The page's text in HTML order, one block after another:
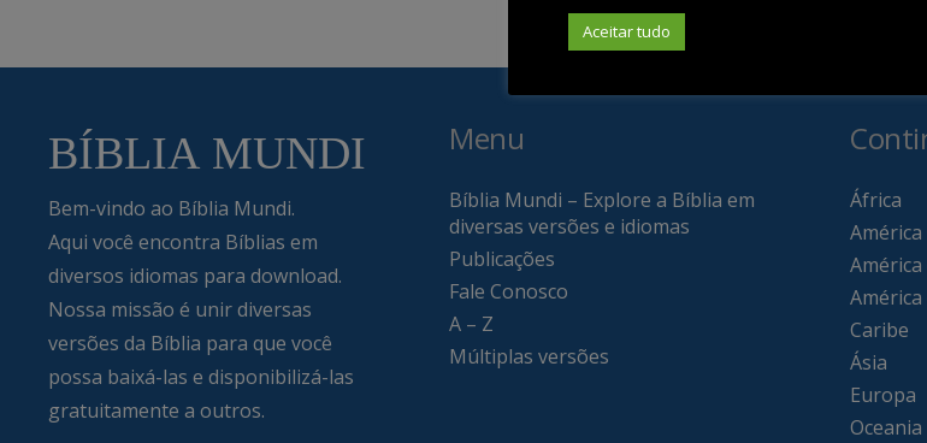
Bem-vindo ao Bíblia Mundi.
Aqui você encontra Bíblias em
diversos idiomas para download.
Nossa missão é unir diversas
versões da Bíblia para que você
possa baixá-las e disponibilizá-las
gratuitamente a outros.
Menu
Bíblia Mundi – Explore a Bíblia em
diversas versões e idiomas
Publicações
Fale Conosco
A – Z
Múltiplas versões
África
América
Caribe
Ásia
Europa
Oceania
Aceitar tudo